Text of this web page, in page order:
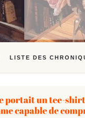
LISTE DES